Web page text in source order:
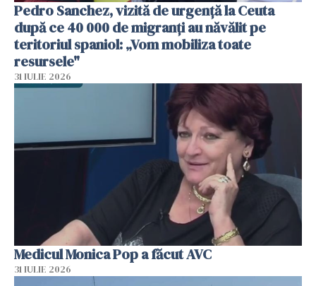
Pedro Sanchez, vizită de urgență la Ceuta
după ce 40 000 de migranți au năvălit pe
teritoriul spaniol: „Vom mobiliza toate
resursele"
31 IULIE 2026
Medicul Monica Pop a făcut AVC
31 IULIE 2026